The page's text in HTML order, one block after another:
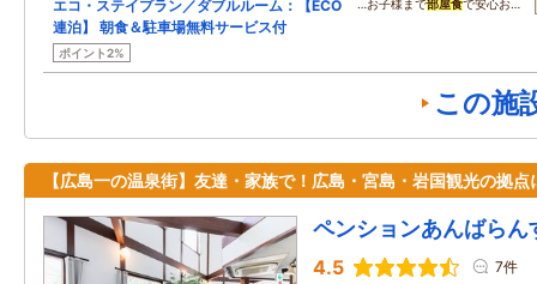
エコ・ステイプラン／ダブルルーム：【ECO
連泊】 朝食＆駐車場無料サービス付
ポイント2%
…お子様まで部屋食で安心お…
この施
【広島一の温泉街】友達・家族で！広島・宮島・岩国観光の拠点
ペンションあんばらん
4.5 7件